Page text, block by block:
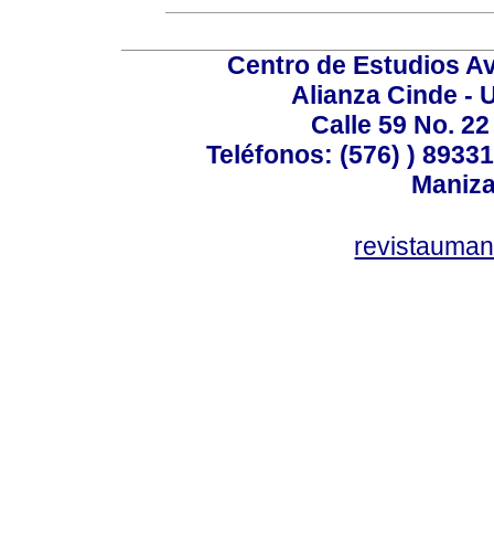
Centro de Estudios
Alianza Cinde -
Calle 59 No.
Teléfonos: (576) )